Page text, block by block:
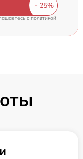
cполитикой